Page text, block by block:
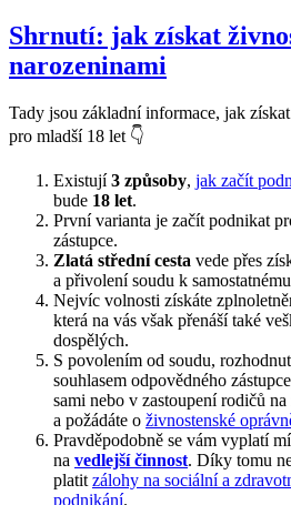
Shrnutí: jak získat
narozeninami
Tady jsou základní informace, jak
pro mladší 18 let 👇
Existují3 způsoby, jak začít
bude 18 let.
První varianta je začít podnikat
zástupce.
Zlatá střední cesta vede přes
a přivolení soudu k
Nejvíc volnosti získáte
která na vás však přenáší také
dospělých.
S povolením od soudu,
souhlasem odpovědného
sami nebo v zastoupení rodičů
a požádáte o živnostenské
Pravděpodobně se vám vyplatí
na vedlejší činnost. Díky tomu
platit zálohy na sociální a
podnikání.